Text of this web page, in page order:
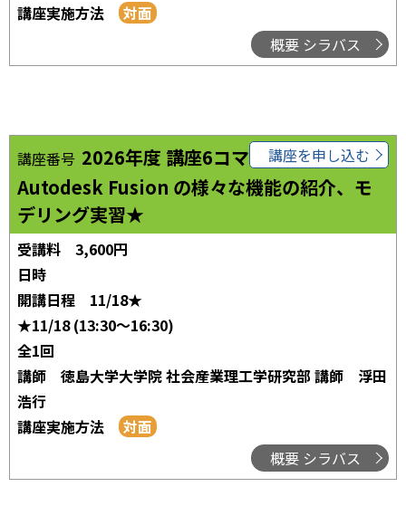
講座実施方法
概要 シラバス
講座番号 2026年度 講座6コマ07
Autodesk Fusion の様々な機能の紹介、モ
デリング実習★
講座を申し込む
受講料
3,600円
日時
開講日程
11/18★
★11/18 (13:30～16:30)
全1回
講師
徳島大学大学院 社会産業理工学研究部 講師 浮田
浩行
講座実施方法
概要 シラバス